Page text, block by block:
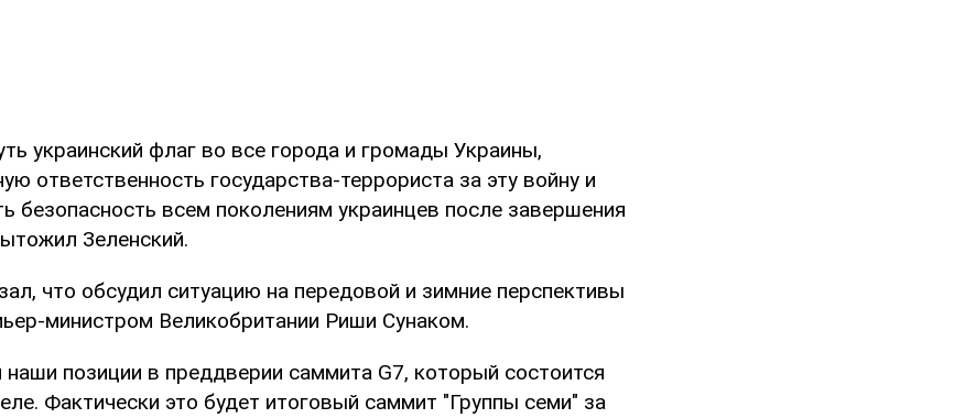
украинский флаг во все города и громады Украины,
ответственность государства-террориста за эту войну и
безопасность всем поколениям украинцев после завершения
Зеленский.
что обсудил ситуацию на передовой и зимние перспективы
министром Великобритании Риши Сунаком.
позиции в преддверии саммита G7, который состоится
Фактически это будет итоговый саммит "Группы семи" за